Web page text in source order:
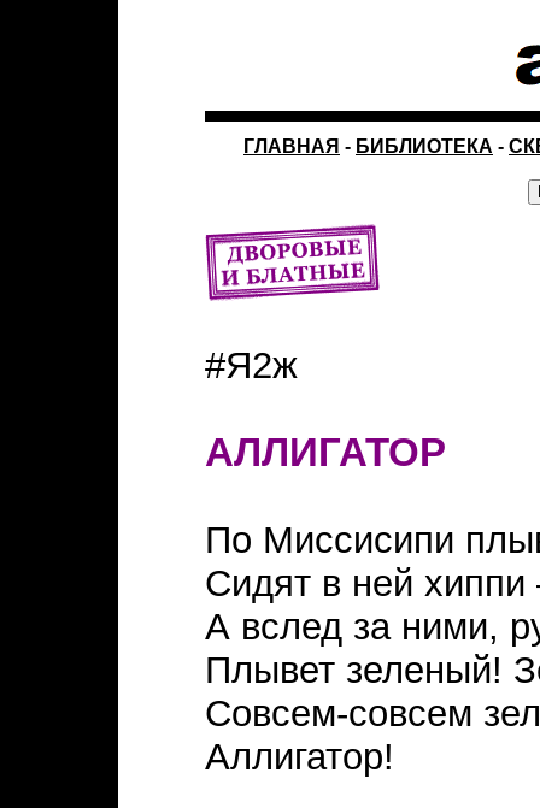
ГЛАВНАЯ - БИБЛИОТЕКА -
#Я2ж
АЛЛИГАТОР
По Миссисипи
Сидят в ней хиппи
А вслед за ними,
Плывет зеленый!
Совсем-совсем
Аллигатор!